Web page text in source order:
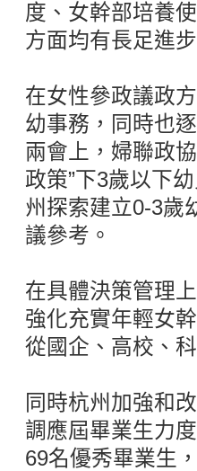
度、女幹部培養
方面均有長足進步
在女性參政議政
幼事務，同時也
兩會上，婦聯政
政策”下3歲以下
州探索建立0-3歲
議參考。
在具體決策管理
強化充實年輕女
從國企、高校、
同時杭州加強和
調應屆畢業生力
69名優秀畢業生